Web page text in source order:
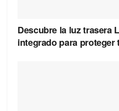
Descubre la luz trasera
integrado para proteger